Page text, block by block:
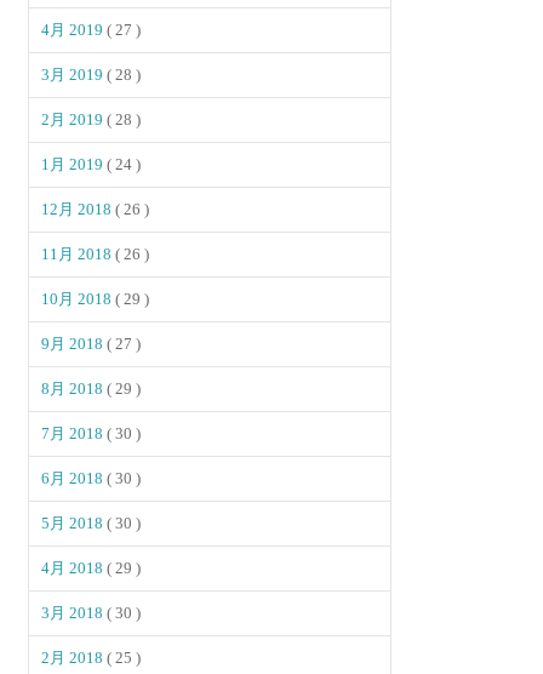
4月 2019( 27 )
3月 2019( 28 )
2月 2019( 28 )
1月 2019( 24 )
12月 2018( 26 )
11月 2018( 26 )
10月 2018( 29 )
9月 2018( 27 )
8月 2018( 29 )
7月 2018( 30 )
6月 2018( 30 )
5月 2018( 30 )
4月 2018( 29 )
3月 2018( 30 )
2月 2018( 25 )